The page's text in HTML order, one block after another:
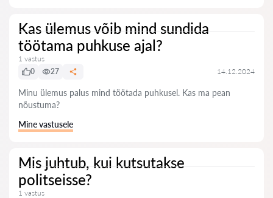
Kas ülemus võib mind sundida
töötama puhkuse ajal?
1 vastus
0
27 14.12.2024
Minu ülemus palus mind töötada puhkusel. Kas ma pean
nõustuma?
Mine vastusele
Mis juhtub, kui kutsutakse
politseisse?
1 vastus